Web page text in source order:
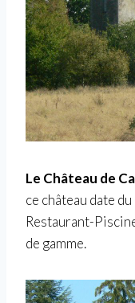
Le Château de
ce château date
Restaurant-
de gamme.